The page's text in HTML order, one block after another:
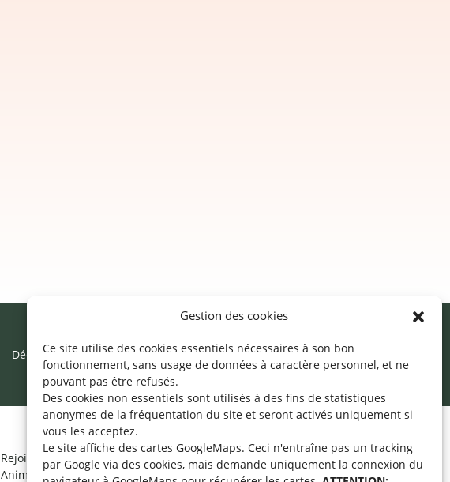
Gestion des cookies
Ce site utilise des cookies essentiels nécessaires à son bon
fonctionnement, sans usage de données à caractère personnel, et ne
pouvant pas être refusés.
Des cookies non essentiels sont utilisés à des fins de statistiques
anonymes de la fréquentation du site et seront activés uniquement si
vous les acceptez.
Le site affiche des cartes GoogleMaps. Ceci n'entraîne pas un tracking
par Google via des cookies, mais demande uniquement la connexion du
Déclaration d’accessibilité Mentions légales ©2026 SNJ
Rejoignez le groupe « Aide-Animateur /
Animateur / Aide-Technique » sur